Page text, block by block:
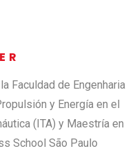
Faculdad de Engenharia
y Energía en el
(ITA) y Maestría en
School São Paulo